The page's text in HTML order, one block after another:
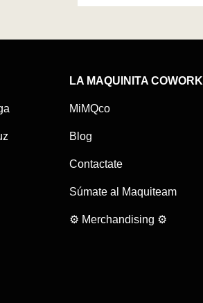
LA MAQUINITA COWORK
MiMQco
Blog
Contactate
Súmate al Maquiteam
⚙ Merchandising ⚙